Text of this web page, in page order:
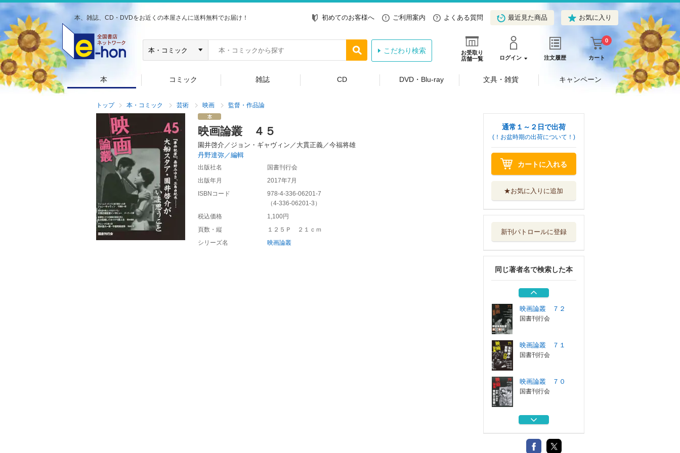
本、雑誌、CD・DVDをお近くの本屋さんに送料無料でお届け！ 初めてのお客様へ ご利用案内 よくある質問 最近見た商品 お気に入り
お受取り
店舗一覧
ログイン 注文履歴 カート
0
こだわり検索
本 コミック 雑誌 CD DVD・Blu-ray 文具・雑貨 キャンペーン
トップ 本・コミック 芸術 映画 監督・作品論
映画論叢 ４５
園井啓介／ジョン・ギャヴィン／大貫正義／今福将雄
丹野達弥／編輯
出版社名
国書刊行会
出版年月
2017年7月
ISBNコード
978-4-336-06201-7
（4-336-06201-3 ）
税込価格
1,100円
頁数・縦
１２５Ｐ ２１ｃｍ
シリーズ名
映画論叢
通常１～２日で出荷
(！お盆時期の出荷について！)
カートに入れる
★お気に入りに追加
新刊パトロールに登録
同じ著者名で検索した本
映画論叢 ７０
国書刊行会
映画論叢 ６９
映画論叢 ６８
国書刊行会
映画論叢 ７２
国書刊行会
映画論叢 ７１
国書刊行会
映画論叢 ７０
国書刊行会
映画論叢 ６９